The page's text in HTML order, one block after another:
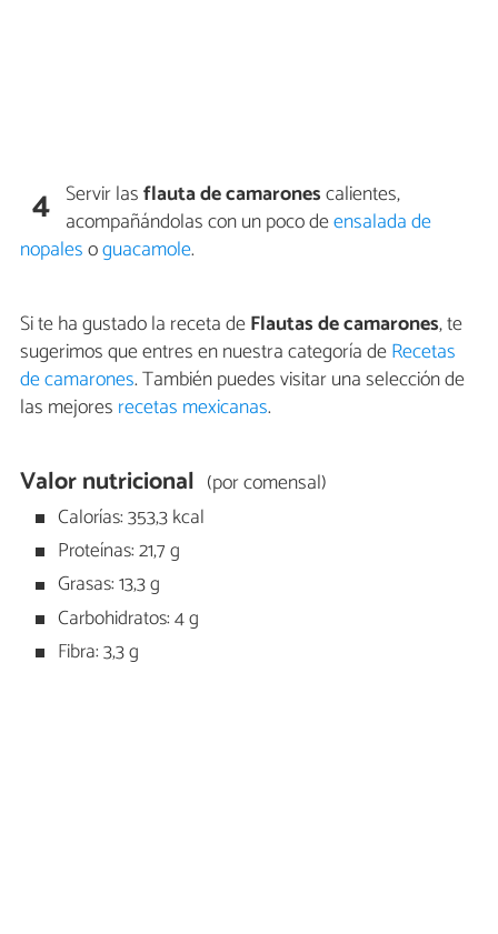
4 Servir lasflauta de camaronescalientes,
acompañándolas con un poco deensalada de
nopalesoguacamole.
Si te ha gustado la receta deFlautas de camarones, te
sugerimos que entres en nuestra categoría deRecetas
de camarones. También puedes visitar una selección de
las mejores recetas mexicanas.
Valor nutricional (por comensal)
Calorías: 353,3 kcal
Proteínas: 21,7 g
Grasas: 13,3 g
Carbohidratos: 4 g
Fibra: 3,3 g